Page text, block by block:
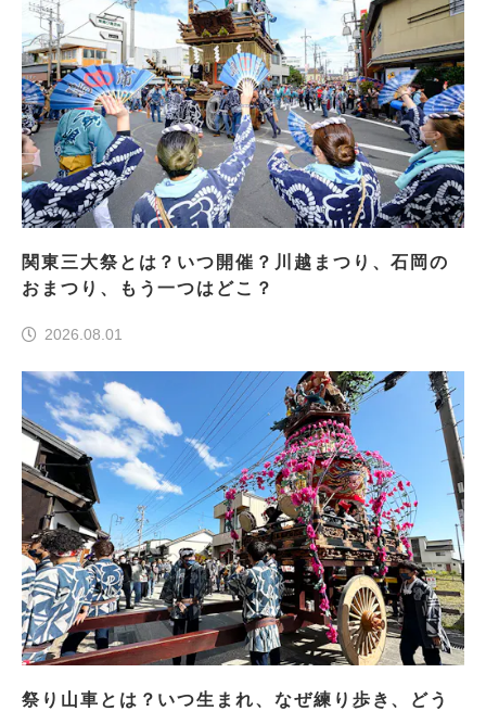
関東三大祭とは？いつ開催？川越まつり、石岡の
おまつり、もう一つはどこ？
2026.08.01
祭り山車とは？いつ生まれ、なぜ練り歩き、どう